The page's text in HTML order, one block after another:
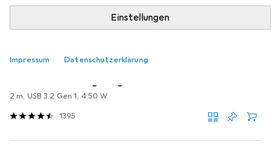
Einstellungen
Impressum Datenschutzerklärung
USB Kabel
2 m, USB 3.2 Gen 1, 4.50 W
1395